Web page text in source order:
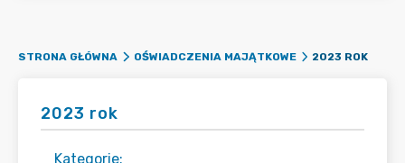
STRONA GŁÓWNA OŚWIADCZENIA MAJĄTKOWE 2023 ROK
2023 rok
Kategorie: